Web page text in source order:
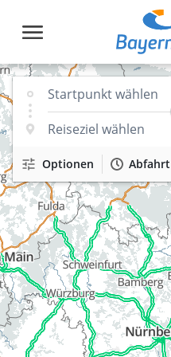
Optionen Abfahrt